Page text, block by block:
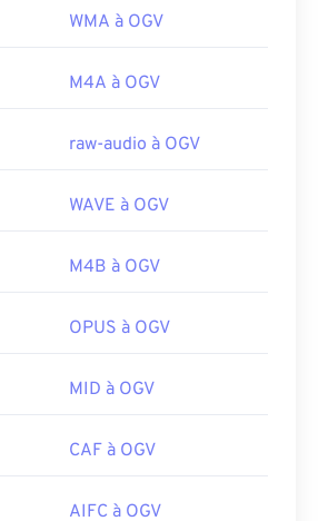
WMA à OGV
M4A à OGV
raw-audio à OGV
WAVE à OGV
M4B à OGV
OPUS à OGV
MID à OGV
CAF à OGV
AIFC à OGV